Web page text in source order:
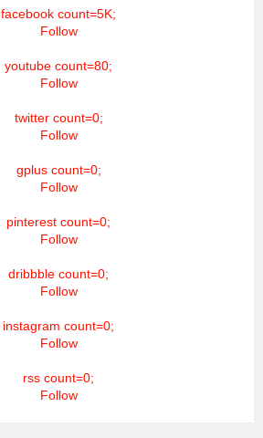
facebook count=5K;
Follow
youtube count=80;
Follow
twitter count=0;
Follow
gplus count=0;
Follow
pinterest count=0;
Follow
dribbble count=0;
Follow
instagram count=0;
Follow
rss count=0;
Follow